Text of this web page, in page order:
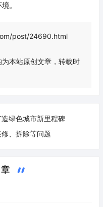
。
post/24690.html
本站原创文章，转载时
绿色城市新里程碑
、拆除等问题